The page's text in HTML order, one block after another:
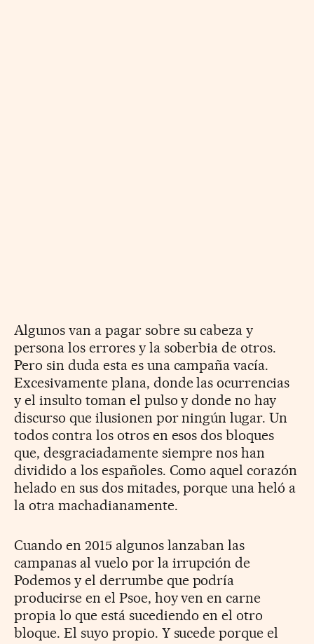
Algunos van a pagar sobre su cabeza y
persona los errores y la soberbia de otros.
Pero sin duda esta es una campaña vacía.
Excesivamente plana, donde las ocurrencias
y el insulto toman el pulso y donde no hay
discurso que ilusionen por ningún lugar. Un
todos contra los otros en esos dos bloques
que, desgraciadamente siempre nos han
dividido a los españoles. Como aquel corazón
helado en sus dos mitades, porque una heló a
la otra machadianamente.
Cuando en 2015 algunos lanzaban las
campanas al vuelo por la irrupción de
Podemos y el derrumbe que podría
producirse en el Psoe, hoy ven en carne
propia lo que está sucediendo en el otro
bloque. El suyo propio. Y sucede porque el